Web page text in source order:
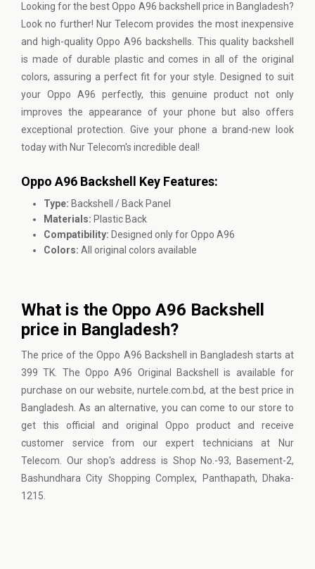
Looking for the best Oppo A96 backshell price in Bangladesh?
Look no further! Nur Telecom provides the most inexpensive
and high-quality Oppo A96 backshells. This quality backshell
is made of durable plastic and comes in all of the original
colors, assuring a perfect fit for your style. Designed to suit
your Oppo A96 perfectly, this genuine product not only
improves the appearance of your phone but also offers
exceptional protection. Give your phone a brand-new look
today with Nur Telecom's incredible deal!
Oppo A96 Backshell Key Features:
Type: Backshell / Back Panel
Materials: Plastic Back
Compatibility: Designed only for Oppo A96
Colors: All original colors available
What is the Oppo A96 Backshell
price in Bangladesh?
The price of the Oppo A96 Backshell in Bangladesh starts at
399 TK. The Oppo A96 Original Backshell is available for
purchase on our website, nurtele.com.bd, at the best price in
Bangladesh. As an alternative, you can come to our store to
get this official and original Oppo product and receive
customer service from our expert technicians at Nur
Telecom. Our shop's address is Shop No.-93, Basement-2,
Bashundhara City Shopping Complex, Panthapath, Dhaka-
1215.